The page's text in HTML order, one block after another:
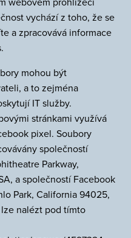
vychází z toho, že se
a zpracovává informace
mohou být
a to zejména
IT služby.
stránkami využívá
pixel. Soubory
společností
Parkway,
a společností Facebook
Park, California 94025,
nalézt pod tímto